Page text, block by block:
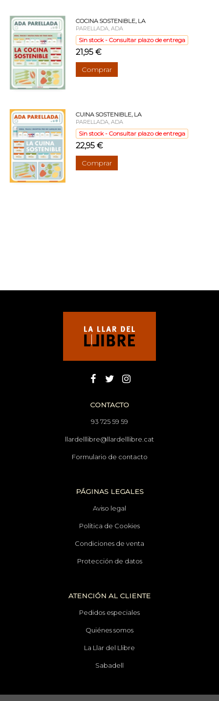
COCINA SOSTENIBLE, LA
PARELLADA, ADA
Sin stock - Consultar plazo de entrega
21,95 €
Comprar
CUINA SOSTENIBLE, LA
PARELLADA, ADA
Sin stock - Consultar plazo de entrega
22,95 €
Comprar
CONTACTO
93 725 59 59
llardelllibre@llardelllibre.cat
Formulario de contacto
PÁGINAS LEGALES
Aviso legal
Política de Cookies
Condiciones de venta
Protección de datos
ATENCIÓN AL CLIENTE
Pedidos especiales
Quiénes somos
La Llar del Llibre
Sabadell